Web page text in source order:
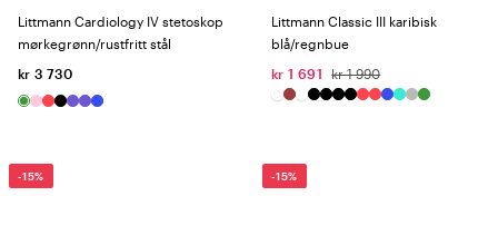
Littmann Cardiology IV stetoskop
mørkegrønn/rustfritt stål
kr 3 730
Littmann Classic III karibisk
blå/regnbue
kr 1 691
kr 1 990
-15% -15%